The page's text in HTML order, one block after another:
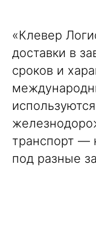
«Клевер
доставки в
сроков и
транспорт —
под разные